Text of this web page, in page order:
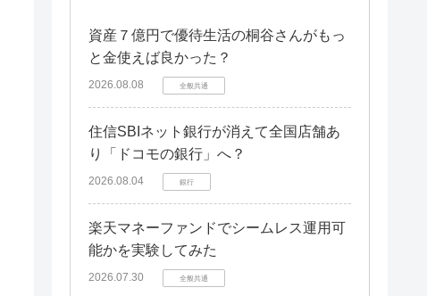
資産７億円で優待生活の桐谷さんがもっ
と金使えば良かった？
2026.08.08 全般共通
住信SBIネット銀行が消えて全国店舗あ
り「ドコモの銀行」へ？
2026.08.04 銀行
楽天マネーファンドでシームレス運用可
能かを実験してみた
2026.07.30 全般共通